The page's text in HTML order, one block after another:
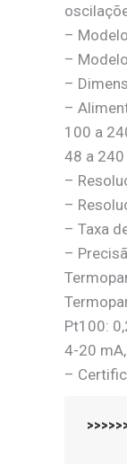
–
–
–
–
100 a
48 a 240
–
–
– Taxa
–
Pt100:
4-20
–